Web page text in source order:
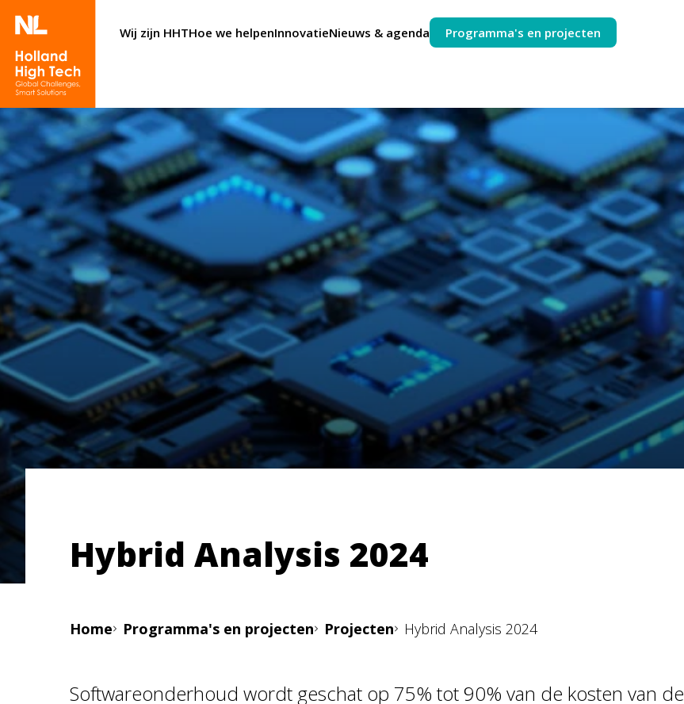
Wij zijn HHTHoe we helpenInnovatieNieuws & agenda Programma's en projecten
Hybrid Analysis 2024
Home Programma's en projecten Projecten Hybrid Analysis 2024
Softwareonderhoud wordt geschat op 75% tot 90% van de kosten van de